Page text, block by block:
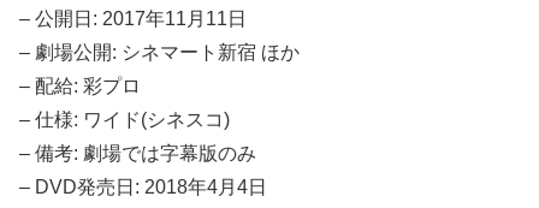
– 公開日: 2017年11月11日
– 劇場公開: シネマート新宿 ほか
– 配給: 彩プロ
– 仕様: ワイド(シネスコ)
– 備考: 劇場では字幕版のみ
– DVD発売日: 2018年4月4日